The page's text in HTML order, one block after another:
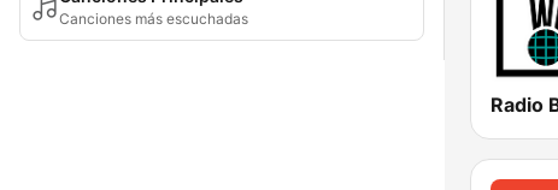
Canciones más escuchadas